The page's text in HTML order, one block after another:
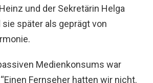
und der Sekretärin Helga
später als geprägt von
Medienkonsums war
Fernseher hatten wir nicht.